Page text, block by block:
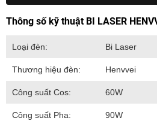
Thông số kỹ thuật BI LASER
Loại đèn: Bi Laser
Thương hiệu đèn: Henvvei
Công suất Cos: 60W
Công suất Pha: 90W